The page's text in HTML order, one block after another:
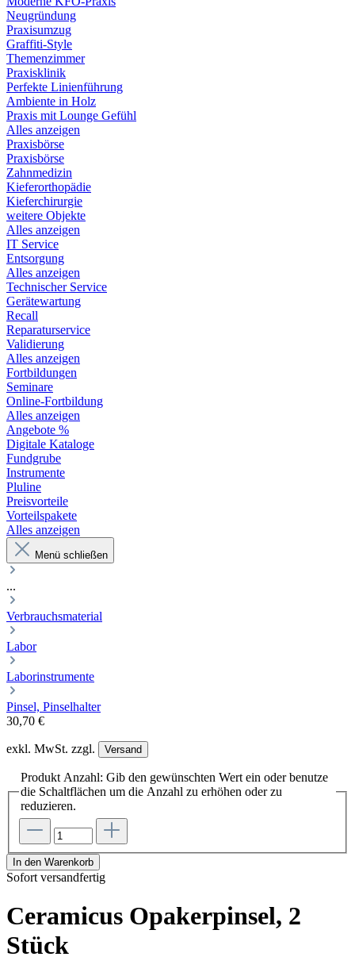
Neugründung
Praxisumzug
Graffiti-Style
Themenzimmer
Praxisklinik
Perfekte Linienführung
Ambiente in Holz
Praxis mit Lounge Gefühl
Alles anzeigen
Praxisbörse
Praxisbörse
Zahnmedizin
Kieferorthopädie
Kieferchirurgie
weitere Objekte
Alles anzeigen
IT Service
Entsorgung
Alles anzeigen
Technischer Service
Gerätewartung
Recall
Reparaturservice
Validierung
Alles anzeigen
Fortbildungen
Seminare
Online-Fortbildung
Alles anzeigen
Angebote %
Digitale Kataloge
Fundgrube
Instrumente
Pluline
Preisvorteile
Vorteilspakete
Alles anzeigen
Menü schließen
...
Verbrauchsmaterial
Labor
Laborinstrumente
Pinsel, Pinselhalter
30,70 €
exkl. MwSt. zzgl. Versand
Produkt Anzahl: Gib den gewünschten Wert ein oder benutze
die Schaltflächen um die Anzahl zu erhöhen oder zu
reduzieren.
In den Warenkorb
Sofort versandfertig
Ceramicus Opakerpinsel, 2
Stück